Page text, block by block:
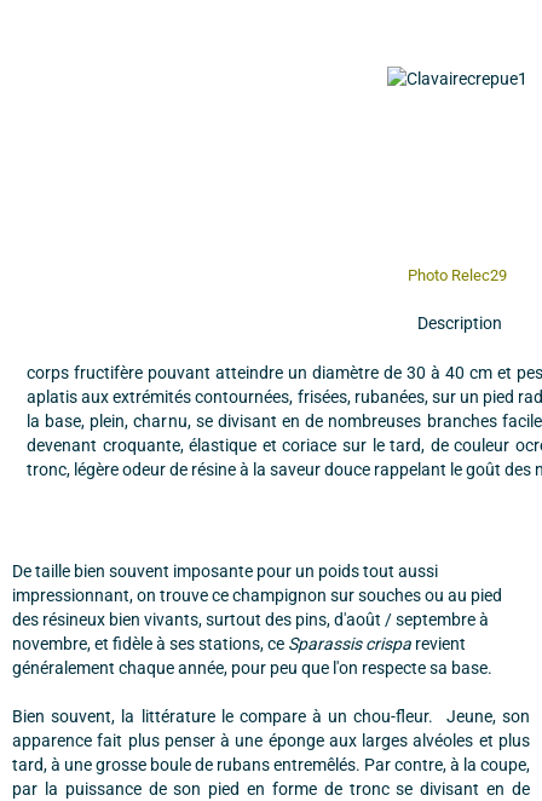
Photo Relec29
Description
corps fructifère pouvant atteindre un diamètre de 30 à 40 cm et
aplatis aux extrémités contournées, frisées, rubanées, sur un pied
la base, plein, charnu, se divisant en de nombreuses branches
devenant croquante, élastique et coriace sur le tard, de couleur
tronc, légère odeur de résine à la saveur douce rappelant le goût des
De taille bien souvent imposante pour un poids tout aussi
impressionnant, on trouve ce champignon sur souches ou au pied
des résineux bien vivants, surtout des pins, d'août / septembre à
novembre, et fidèle à ses stations, ce Sparassis crispa revient
généralement chaque année, pour peu que l'on respecte sa base.
Bien souvent, la littérature le compare à un chou-fleur. Jeune, son
apparence fait plus penser à une éponge aux larges alvéoles et plus
tard, à une grosse boule de rubans entremêlés. Par contre, à la coupe,
par la puissance de son pied en forme de tronc se divisant en de